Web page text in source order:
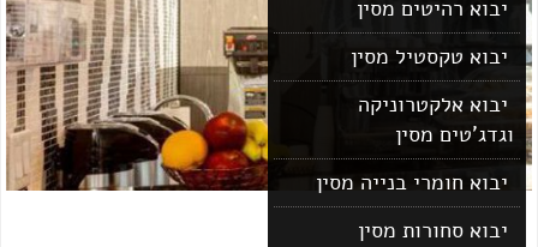
יבוא רהיטים מסין
יבוא טקסטיל מסין
יבוא אלקטרוניקה
וגדג'טים מסין
יבוא חומרי בנייה מסין
יבוא סחורות מסין